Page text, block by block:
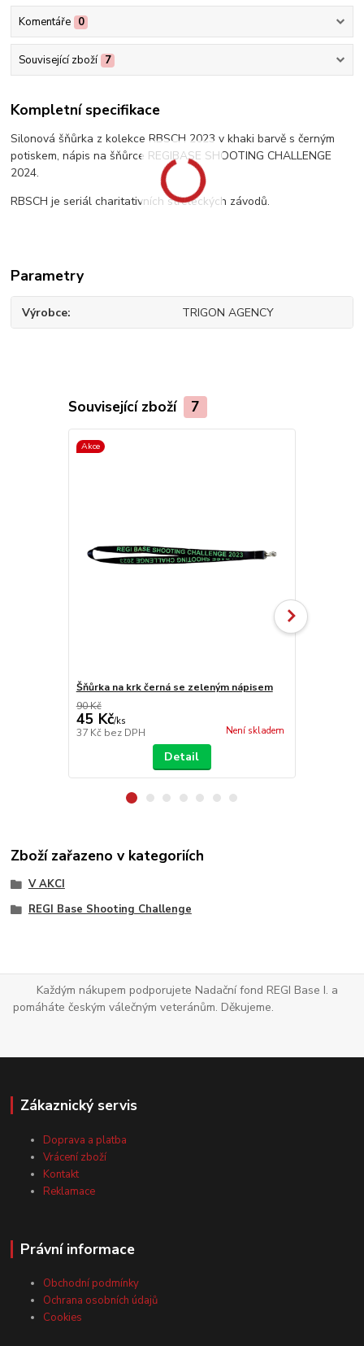
Komentáře 0
Související zboží 7
Kompletní specifikace
Silonová šňůrka z kolekce RBSCH 2023 v khaki barvě s černým
potiskem, nápis na šňůrce REGIBASE SHOOTING CHALLENGE
2024.
RBSCH je seriál charitativních střeleckých závodů.
Parametry
Výrobce TRIGON AGENCY
Související zboží 7
Akce
Šňůrka na krk černá se zeleným nápisem
90 Kč
45 Kč/ks
37 Kč bez DPH Není skladem
Detail
Zboží zařazeno v kategoriích
V AKCI
REGI Base Shooting Challenge
Každým nákupem podporujete Nadační fond REGI Base I. a
pomáháte českým válečným veteránům. Děkujeme.
Zákaznický servis
Doprava a platba
Vrácení zboží
Kontakt
Reklamace
Právní informace
Obchodní podmínky
Ochrana osobních údajů
Cookies